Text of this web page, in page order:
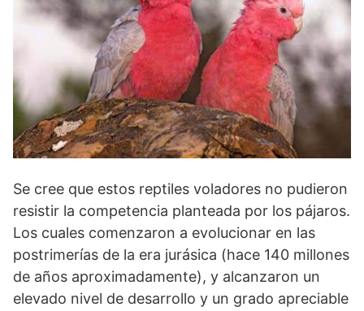
Se cree que estos reptiles voladores no pudieron
resistir la competencia planteada por los pájaros.
Los cuales comenzaron a evolucionar en las
postrimerías de la era jurásica (hace 140 millones
de años aproximadamente), y alcanzaron un
elevado nivel de desarrollo y un grado apreciable